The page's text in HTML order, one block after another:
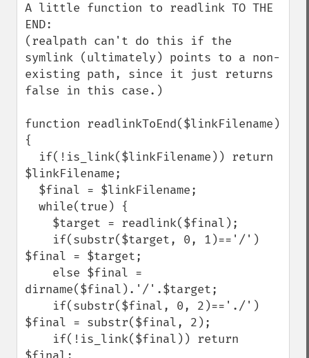
A little function to readlink TO THE
END:
(realpath can't do this if the
symlink (ultimately) points to a non-
existing path, since it just returns
false in this case.)
function readlinkToEnd($linkFilename)
{
$linkFilename;
$final = $target;
dirname($final).'/'.$target;
$final = substr($final, 2);